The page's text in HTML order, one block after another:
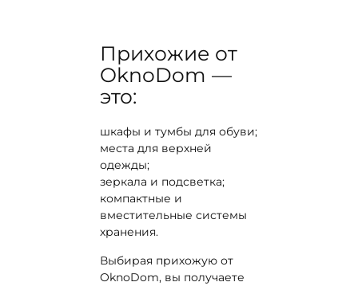
Прихожие от
OknoDom —
это:
шкафы и тумбы для обуви;
места для верхней
одежды;
зеркала и подсветка;
компактные и
вместительные системы
хранения.
Выбирая прихожую от
OknoDom, вы получаете